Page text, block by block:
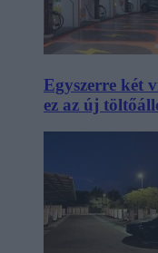
Egyszerre két
ez az új